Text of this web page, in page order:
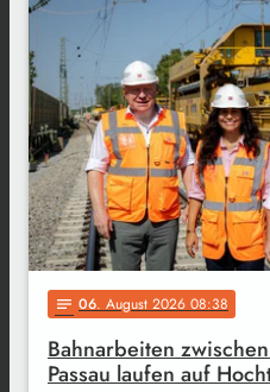
notes 06. August 2026 08:38
Bahnarbeiten
Passau laufen auf